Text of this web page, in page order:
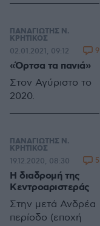
αδιαπραγμάτευτο,
σε ένα απαράβατο
δόγμα:
«Εκπληρούμεν εις
το ακέραιον τας
υποχρεώσεις μας
ΠΑΝΑΓΙΩΤΗΣ Ν.
ΚΡΗΤΙΚΟΣ
«Όρτσα τα πανιά»
Στον Αγύριστο το
2020.
02.01.2021, 09:12 9
ΠΑΝΑΓΙΩΤΗΣ Ν.
ΚΡΗΤΙΚΟΣ
Η διαδρομή της
Κεντροαριστεράς
Στην μετά Ανδρέα
περίοδο (εποχή
19.12.2020, 08:30 5